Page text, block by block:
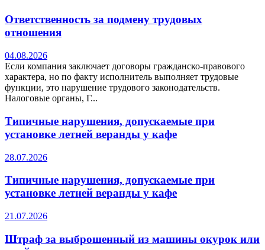
Ответственность за подмену трудовых
отношения
04.08.2026
Если компания заключает договоры гражданско-правового
характера, но по факту исполнитель выполняет трудовые
функции, это нарушение трудового законодательств.
Налоговые органы, Г...
Типичные нарушения, допускаемые при
установке летней веранды у кафе
28.07.2026
Типичные нарушения, допускаемые при
установке летней веранды у кафе
21.07.2026
Штраф за выброшенный из машины окурок или